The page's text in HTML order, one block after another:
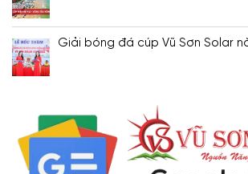
Giải bóng đá cúp Vũ Sơn Solar